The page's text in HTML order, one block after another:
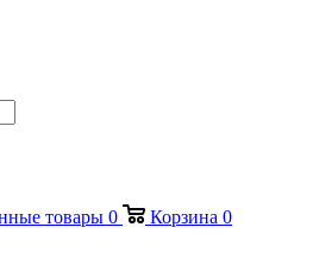
товары 0 Корзина 0